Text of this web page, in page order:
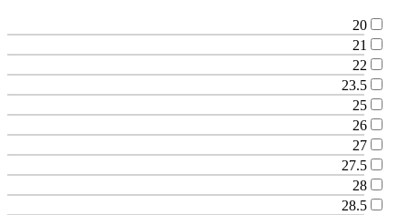
20
21
22
23.5
25
26
27
27.5
28
28.5